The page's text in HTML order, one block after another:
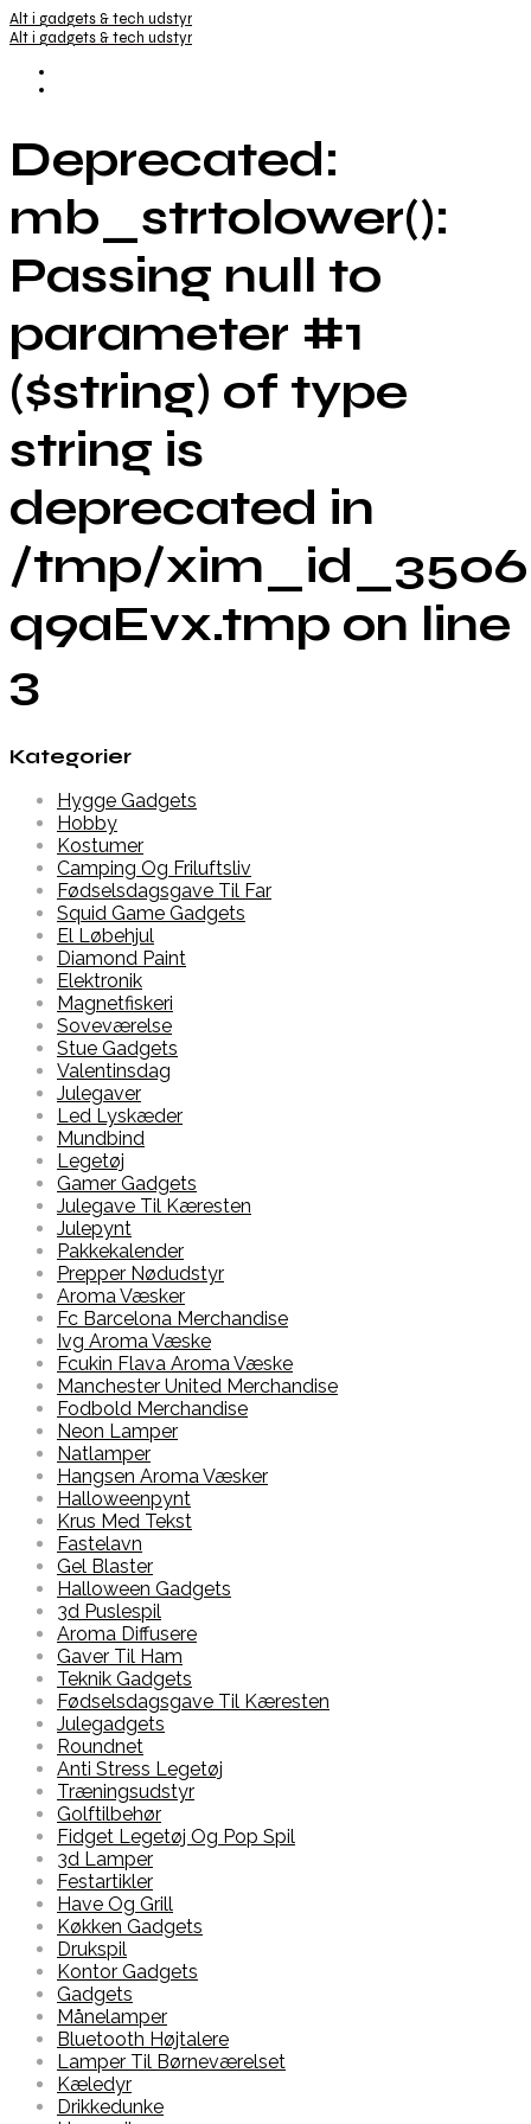
Alt i gadgets & tech udstyr
Alt i gadgets & tech udstyr
Deprecated:
mb_strtolower():
Passing null to
parameter #1
($string) of type
string is
deprecated in
/tmp/
q9aEvx.tmp on line
3
Kategorier
Hygge Gadgets
Hobby
Kostumer
Camping Og Friluftsliv
Fødselsdagsgave Til Far
Squid Game Gadgets
El Løbehjul
Diamond Paint
Elektronik
Magnetfiskeri
Soveværelse
Stue Gadgets
Valentinsdag
Julegaver
Led Lyskæder
Mundbind
Legetøj
Gamer Gadgets
Julegave Til Kæresten
Julepynt
Pakkekalender
Prepper Nødudstyr
Aroma Væsker
Fc Barcelona Merchandise
Ivg Aroma Væske
Fcukin Flava Aroma Væske
Manchester United Merchandise
Fodbold Merchandise
Neon Lamper
Natlamper
Hangsen Aroma Væsker
Halloweenpynt
Krus Med Tekst
Fastelavn
Gel Blaster
Halloween Gadgets
3d Puslespil
Aroma Diffusere
Gaver Til Ham
Teknik Gadgets
Fødselsdagsgave Til Kæresten
Julegadgets
Roundnet
Anti Stress Legetøj
Træningsudstyr
Golftilbehør
Fidget Legetøj Og Pop Spil
3d Lamper
Festartikler
Have Og Grill
Køkken Gadgets
Drukspil
Kontor Gadgets
Gadgets
Månelamper
Bluetooth Højtalere
Lamper Til Børneværelset
Kæledyr
Drikkedunke